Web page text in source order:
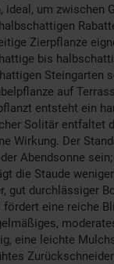
ideal, um zwischen
Zierpflanze
bis
Steingarten
auf
entsteht ein
Solitär entfaltet
Wirkung. Der
Abendsonne
die Staude
gut durchlässiger
eine reiche
eine leichte